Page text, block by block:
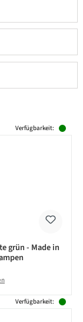
Verfügbarkeit:
grün - Made in
Verfügbarkeit: